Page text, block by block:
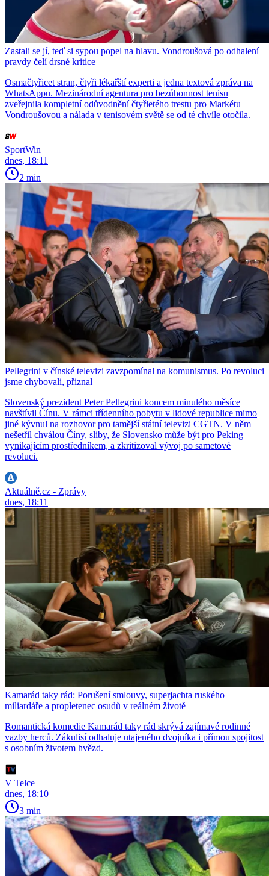
Zastali se jí, teď si sypou popel na hlavu. Vondroušová po odhalení
pravdy čelí drsné kritice
Osmačtyřicet stran, čtyři lékařští experti a jedna textová zpráva na
WhatsAppu. Mezinárodní agentura pro bezúhonnost tenisu
zveřejnila kompletní odůvodnění čtyřletého trestu pro Markétu
Vondroušovou a nálada v tenisovém světě se od té chvíle otočila.
SportWin
dnes, 18:11
2 min
Pellegrini v čínské televizi zavzpomínal na komunismus. Po revoluci
jsme chybovali, přiznal
Slovenský prezident Peter Pellegrini koncem minulého měsíce
navštívil Čínu. V rámci třídenního pobytu v lidové republice mimo
jiné kývnul na rozhovor pro tamější státní televizi CGTN. V něm
nešetřil chválou Číny, sliby, že Slovensko může být pro Peking
vynikajícím prostředníkem, a zkritizoval vývoj po sametové
revoluci.
Aktuálně.cz - Zprávy
dnes, 18:11
Kamarád taky rád: Porušení smlouvy, superjachta ruského
miliardáře a propletenec osudů v reálném životě
Romantická komedie Kamarád taky rád skrývá zajímavé rodinné
vazby herců. Zákulisí odhaluje utajeného dvojníka i přímou spojitost
s osobním životem hvězd.
V Telce
dnes, 18:10
3 min